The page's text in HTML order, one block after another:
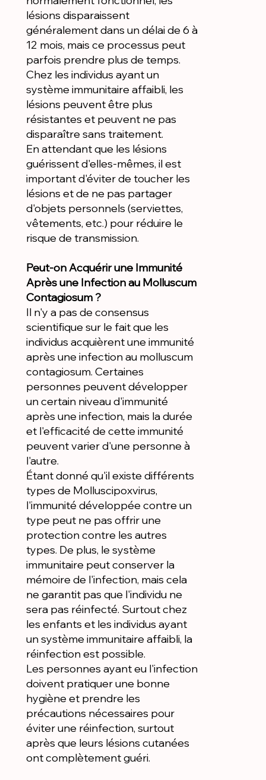
lésions disparaissent
généralement dans un délai de 6 à
12 mois, mais ce processus peut
parfois prendre plus de temps.
Chez les individus ayant un
système immunitaire affaibli, les
lésions peuvent être plus
résistantes et peuvent ne pas
disparaître sans traitement.
En attendant que les lésions
guérissent d'elles-mêmes, il est
important d'éviter de toucher les
lésions et de ne pas partager
d'objets personnels (serviettes,
vêtements, etc.) pour réduire le
risque de transmission.
Peut-on Acquérir une Immunité
Après une Infection au Molluscum
Contagiosum ?
Il n'y a pas de consensus
scientifique sur le fait que les
individus acquièrent une immunité
après une infection au molluscum
contagiosum. Certaines
personnes peuvent développer
un certain niveau d'immunité
après une infection, mais la durée
et l'efficacité de cette immunité
peuvent varier d'une personne à
l'autre.
Étant donné qu'il existe différents
types de Molluscipoxvirus,
l'immunité développée contre un
type peut ne pas offrir une
protection contre les autres
types. De plus, le système
immunitaire peut conserver la
mémoire de l'infection, mais cela
ne garantit pas que l'individu ne
sera pas réinfecté. Surtout chez
les enfants et les individus ayant
un système immunitaire affaibli, la
réinfection est possible.
Les personnes ayant eu l'infection
doivent pratiquer une bonne
hygiène et prendre les
précautions nécessaires pour
éviter une réinfection, surtout
après que leurs lésions cutanées
ont complètement guéri.